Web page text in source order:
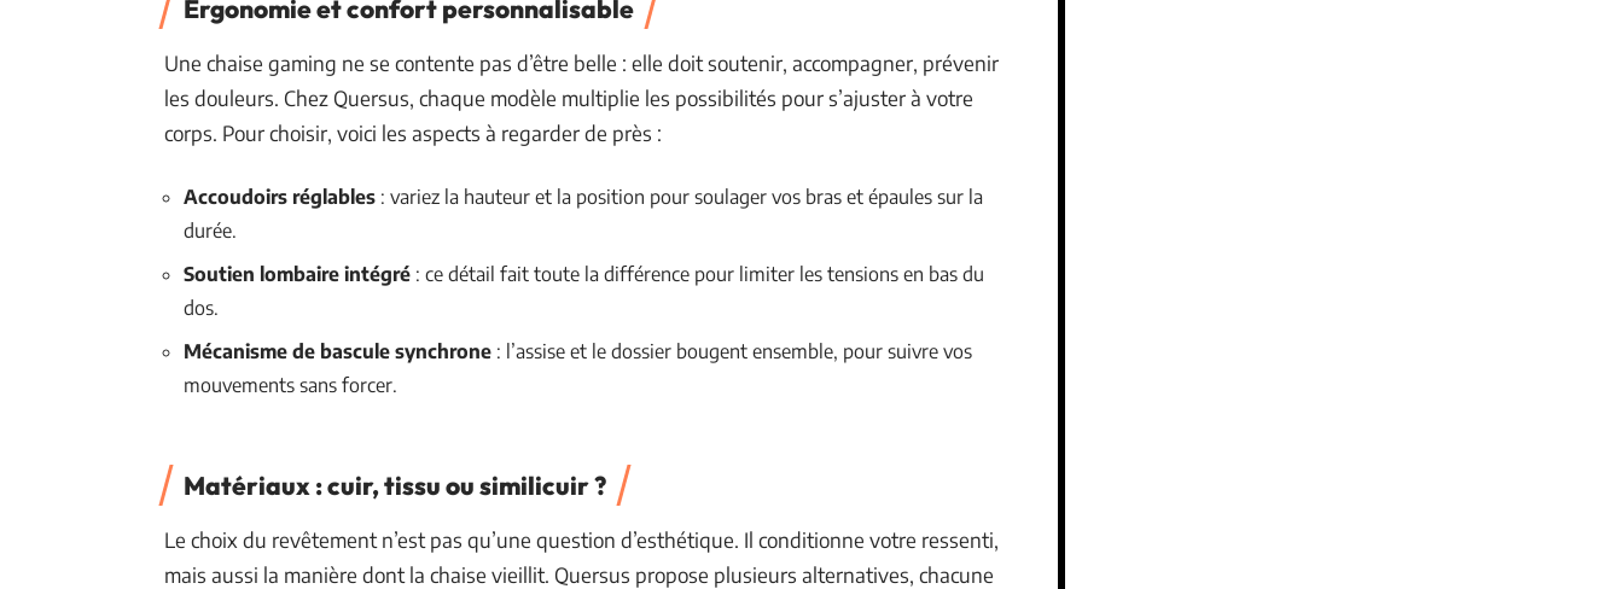
Ergonomie et confort personnalisable
Une chaise gaming ne se contente pas d’être belle : elle doit soutenir, accompagner, prévenir
les douleurs. Chez Quersus, chaque modèle multiplie les possibilités pour s’ajuster à votre
corps. Pour choisir, voici les aspects à regarder de près :
Accoudoirs réglables : variez la hauteur et la position pour soulager vos bras et épaules sur la
durée.
Soutien lombaire intégré : ce détail fait toute la différence pour limiter les tensions en bas du
dos.
Mécanisme de bascule synchrone : l’assise et le dossier bougent ensemble, pour suivre vos
mouvements sans forcer.
Matériaux : cuir, tissu ou similicuir ?
Le choix du revêtement n’est pas qu’une question d’esthétique. Il conditionne votre ressenti,
mais aussi la manière dont la chaise vieillit. Quersus propose plusieurs alternatives, chacune